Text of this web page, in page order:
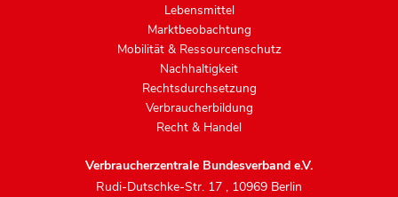
Lebensmittel
Marktbeobachtung
Mobilität & Ressourcenschutz
Nachhaltigkeit
Rechtsdurchsetzung
Verbraucherbildung
Recht & Handel
Verbraucherzentrale Bundesverband e.V.
Rudi-Dutschke-Str. 17 , 10969 Berlin